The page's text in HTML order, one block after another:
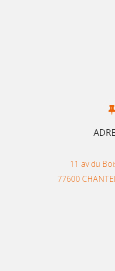
11 av du
77600